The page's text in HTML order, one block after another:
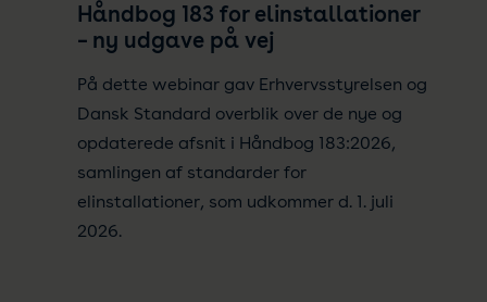
Håndbog 183 for elinstallationer
– ny udgave på vej
På dette webinar gav Erhvervsstyrelsen og
Dansk Standard overblik over de nye og
opdaterede afsnit i Håndbog 183:2026,
samlingen af standarder for
elinstallationer, som udkommer d. 1. juli
2026.